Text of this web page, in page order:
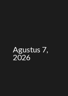
Agustus 7,
2026